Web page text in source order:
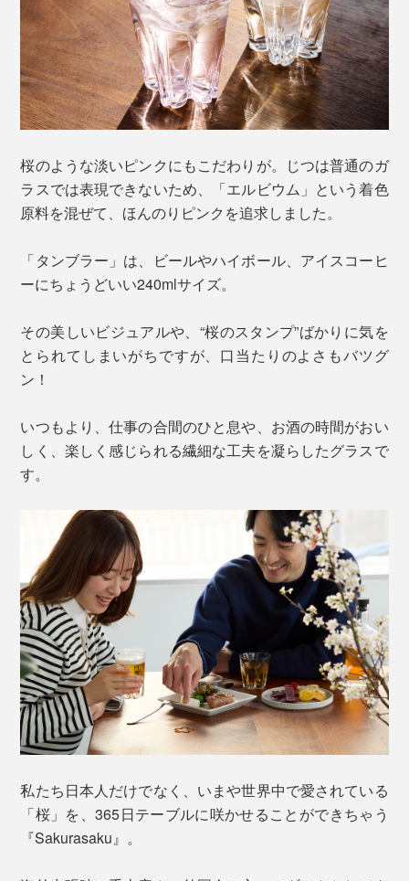
桜のような淡いピンクにもこだわりが。じつは普通のガ
ラスでは表現できないため、「エルビウム」という着色
原料を混ぜて、ほんのりピンクを追求しました。
「タンブラー」は、ビールやハイボール、アイスコーヒ
ーにちょうどいい240mlサイズ。
その美しいビジュアルや、“桜のスタンプ”ばかりに気を
とられてしまいがちですが、口当たりのよさもバツグ
ン！
いつもより、仕事の合間のひと息や、お酒の時間がおい
しく、楽しく感じられる繊細な工夫を凝らしたグラスで
す。
私たち日本人だけでなく、いまや世界中で愛されている
「桜」を、365日テーブルに咲かせることができちゃう
『Sakurasaku』。